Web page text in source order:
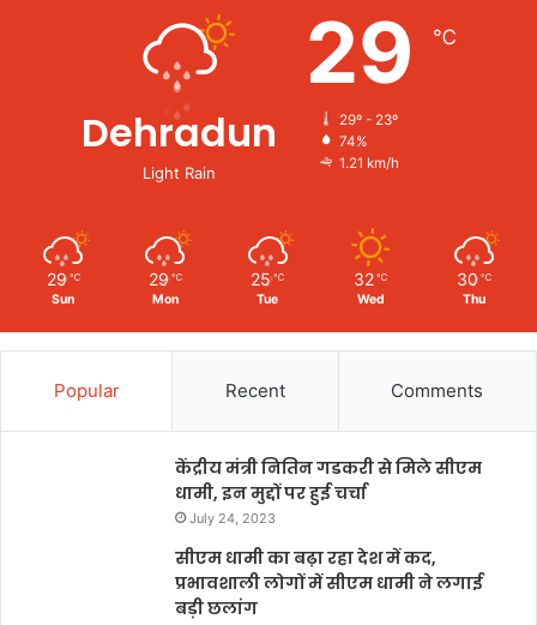
Dehradun
Light Rain
29 ℃
29º - 23º
74%
1.21 km/h
29 ℃
Sun
29 ℃
Mon
25 ℃
Tue
32 ℃
Wed
30 ℃
Thu
Popular Recent Comments
केंद्रीय मंत्री नितिन गडकरी से मिले सीएम
धामी, इन मुद्दों पर हुई चर्चा
July 24, 2023
सीएम धामी का बढ़ा रहा देश में कद,
प्रभावशाली लोगों में सीएम धामी ने लगाई
बड़ी छलांग